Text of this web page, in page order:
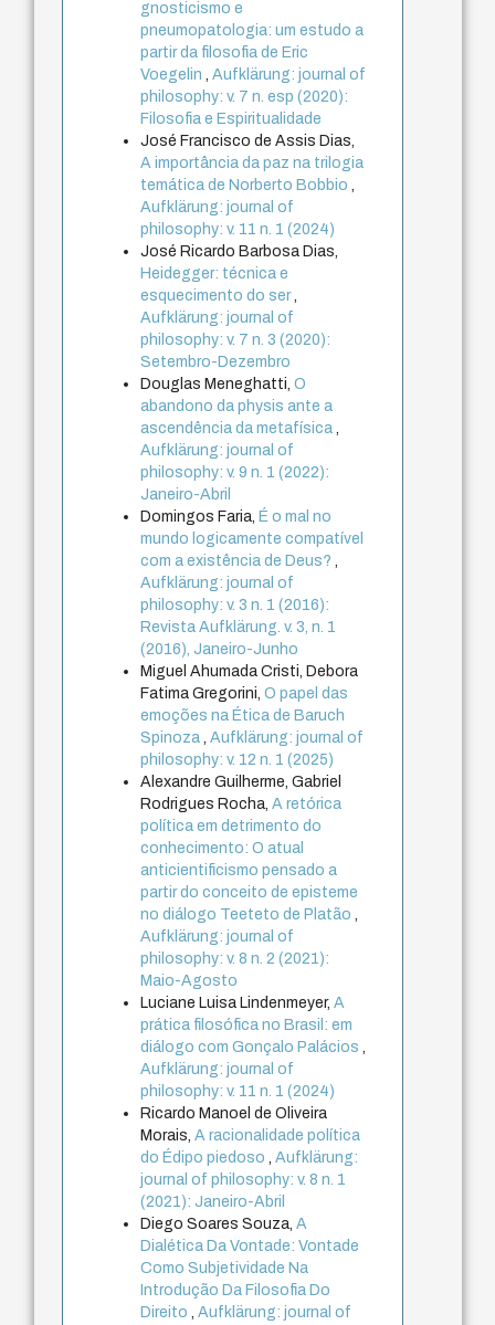
gnosticismo e
pneumopatologia: um estudo a
partir da filosofia de Eric
Voegelin,Aufklärung: journal of
philosophy: v. 7 n. esp (2020):
Filosofia e Espiritualidade
José Francisco de Assis Dias,
A importância da paz na trilogia
temática de Norberto Bobbio,
Aufklärung: journal of
philosophy: v. 11 n. 1 (2024)
José Ricardo Barbosa Dias,
Heidegger: técnica e
esquecimento do ser,
Aufklärung: journal of
philosophy: v. 7 n. 3 (2020):
Setembro-Dezembro
Douglas Meneghatti,O
abandono da physis ante a
ascendência da metafísica,
Aufklärung: journal of
philosophy: v. 9 n. 1 (2022):
Janeiro-Abril
Domingos Faria, É o mal no
mundo logicamente compatível
com a existência de Deus?,
Aufklärung: journal of
philosophy: v. 3 n. 1 (2016):
Revista Aufklärung. v. 3, n. 1
(2016), Janeiro-Junho
Miguel Ahumada Cristi, Debora
Fatima Gregorini,O papel das
emoções na Ética de Baruch
Spinoza,Aufklärung: journal of
philosophy: v. 12 n. 1 (2025)
Alexandre Guilherme, Gabriel
Rodrigues Rocha,A retórica
política em detrimento do
conhecimento: O atual
anticientificismo pensado a
partir do conceito de episteme
no diálogo Teeteto de Platão,
Aufklärung: journal of
philosophy: v. 8 n. 2 (2021):
Maio-Agosto
Luciane Luisa Lindenmeyer,A
prática filosófica no Brasil: em
diálogo com Gonçalo Palácios,
Aufklärung: journal of
philosophy: v. 11 n. 1 (2024)
Ricardo Manoel de Oliveira
Morais,A racionalidade política
do Édipo piedoso,Aufklärung:
journal of philosophy: v. 8 n. 1
(2021): Janeiro-Abril
Diego Soares Souza,A
Dialética Da Vontade: Vontade
Como Subjetividade Na
Introdução Da Filosofia Do
Direito,Aufklärung: journal of